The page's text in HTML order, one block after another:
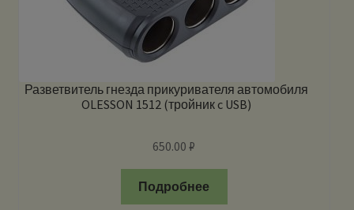
Разветвитель гнезда прикуривателя автомобиля
OLESSON 1512 (тройник c USB)
650.00₽
Подробнее